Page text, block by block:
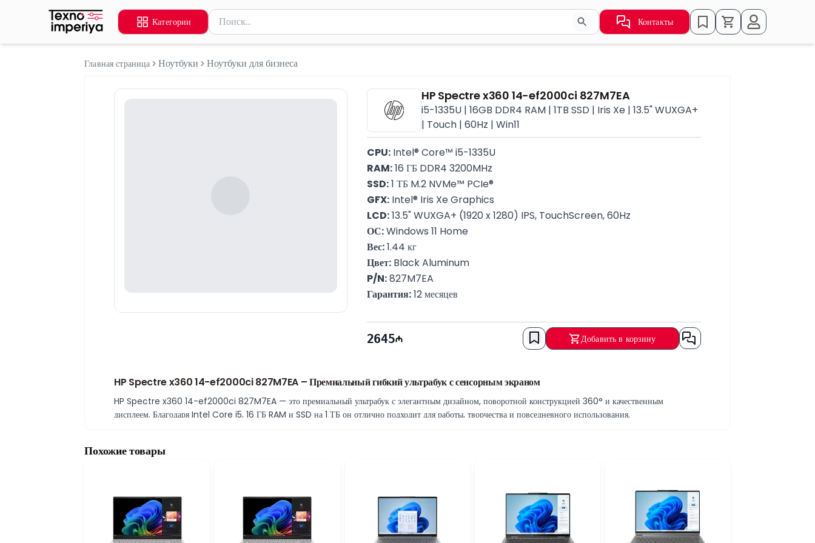
Категории
Поиск товаров
Введите минимум 2 символа для поиска. Нажмите Enter для отправки или используйте стрелки для навигации по результатам.
Контакты
Главная страница Ноутбуки Ноутбуки для бизнеса
HP Spectre x360 14-ef2000ci 827M7EA
i5-1335U | 16GB DDR4 RAM | 1TB SSD | Iris Xe | 13.5" WUXGA+
| Touch | 60Hz | Win11
CPU: Intel® Core™ i5-1335U
RAM: 16 ГБ DDR4 3200MHz
SSD: 1 ТБ M.2 NVMe™ PCIe®
GFX: Intel® Iris Xe Graphics
LCD: 13.5" WUXGA+ (1920 x 1280) IPS, TouchScreen, 60Hz
ОС: Windows 11 Home
Вес: 1.44 кг
Цвет: Black Aluminum
P/N: 827M7EA
Гарантия: 12 месяцев
2645 Добавить в корзину
HP Spectre x360 14-ef2000ci 827M7EA – Премиальный гибкий ультрабук с сенсорным экраном
HP Spectre x360 14-ef2000ci 827M7EA — это премиальный ультрабук с элегантным дизайном, поворотной конструкцией 360° и качественным
дисплеем. Благодаря Intel Core i5, 16 ГБ RAM и SSD на 1 ТБ он отлично подходит для работы, творчества и повседневного использования.
онлайн-встречами и ежедневной многозадачностью.
16 ГБ оперативной памяти позволяют комфортно работать с несколькими приложениями одновременно. SSD объёмом 1 ТБ обеспечивает быструю загрузку
системы, программ и удобное хранение больших файлов.
Графика Intel Iris Xe
Встроенная графика Intel Iris Xe обеспечивает качественное изображение для мультимедиа, просмотра видео, презентаций и базовых графических задач.
Похожие товары